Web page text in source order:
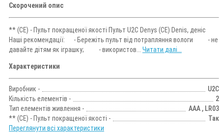
Скорочений опис
** (CE) - Пульт покращеної якості Пульт U2C Denys (CE) Denis, деніс
Наші рекомендації: - Бережіть пульт від потрапляння вологи - не
давайте дітям як іграшку; - використов... Читати далі...
Характеристики
Виробник -
U2C
Кількість елементів -
2
Тип елементів живлення -
AAA , LR03
** (CE) - Пульт покращеної якості -
Так
Переглянути всі характеристики